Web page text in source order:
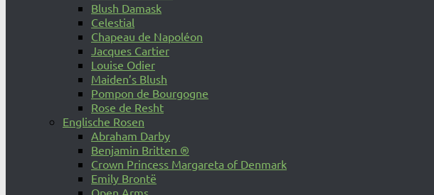
Blush Damask
Celestial
Chapeau de Napoléon
Jacques Cartier
Louise Odier
Maiden’s Blush
Pompon de Bourgogne
Rose de Resht
Englische Rosen
Abraham Darby
Benjamin Britten ®
Crown Princess Margareta of Denmark
Emily Brontë
Open Arms